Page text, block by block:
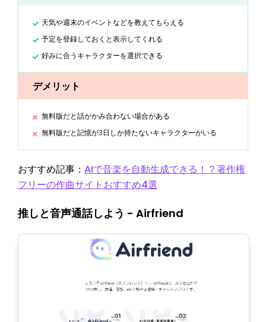
天気や週末のイベントなどを教えてもらえる
予定を登録しておくと表示してくれる
好みに合うキャラクターを選択できる
デメリット
無料版だと話がかみ合わない場合がある
無料版だと記憶が3日しか持たないキャラクターがいる
おすすめ記事： AIで音楽を自動生成できる！？著作権
フリーの作曲サイトおすすめ4選
推しと音声通話しよう - Airfriend